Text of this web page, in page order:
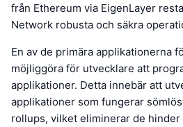
från Ethereum via EigenLayer
Network robusta och säkra
En av de primära applikationerna
möjliggöra för utvecklare att
applikationer. Detta innebär att
applikationer som fungerar
rollups, vilket eliminerar de